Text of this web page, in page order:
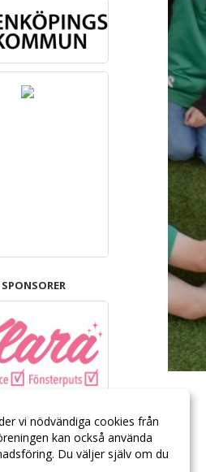
vi nödvändiga cookies från
kan också använda
Du väljer själv om du